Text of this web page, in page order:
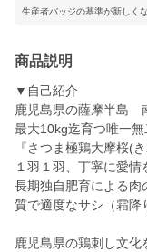
生産者バッジの基準が新しく
商品説明
▼自己紹介
鹿児島県の薩摩半島
最大10kg迄育つ唯一
『さつま極鶏大摩桜(
１羽１羽、丁寧に愛情
長期独自肥育による肉
質で適度なサシ（霜降
鹿児島県の鶏刺し文化